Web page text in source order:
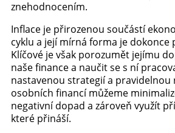
znehodnocením.
Inflace je přirozenou součástí
cyklu a její mírná forma je dokonce
Klíčové je však porozumět jejímu
naše finance a naučit se s ní
nastavenou strategií a pravidelnou
osobních financí můžeme
negativní dopad a zároveň využít
které přináší.